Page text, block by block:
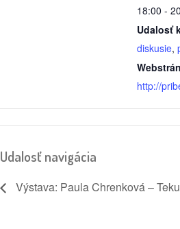
18:00 -
Udalosť
diskusie,
http://
Udalosť navigácia
Výstava: Paula Chrenková –